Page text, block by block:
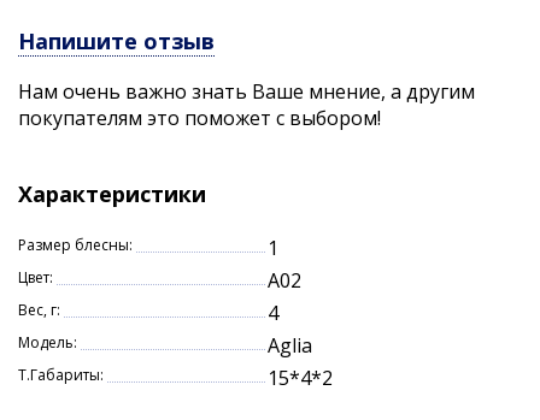
Напишите отзыв
Нам очень важно знать Ваше мнение, а другим
покупателям это поможет с выбором!
Характеристики
Размер блесны: 1
Цвет: A02
Вес, г: 4
Модель: Aglia
Т.Габариты: 15*4*2